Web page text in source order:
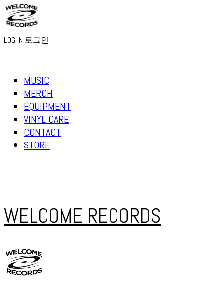
LOG IN 로그인
MUSIC
MERCH
EQUIPMENT
VINYL CARE
CONTACT
STORE
WELCOME RECORDS